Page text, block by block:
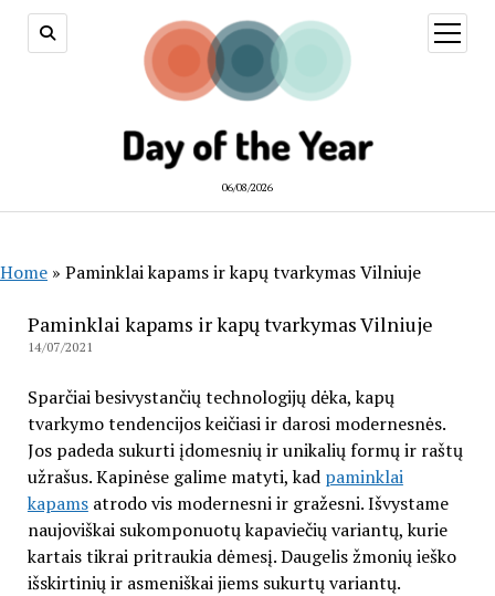
06/08/2026
open
menu
Home » Paminklai kapams ir kapų tvarkymas Vilniuje
Paminklai kapams ir kapų tvarkymas Vilniuje
14/07/2021
Sparčiai besivystančių technologijų dėka, kapų
tvarkymo tendencijos keičiasi ir darosi modernesnės.
Jos padeda sukurti įdomesnių ir unikalių formų ir raštų
užrašus. Kapinėse galime matyti, kad paminklai
kapamsatrodo vis modernesni ir gražesni. Išvystame
naujoviškai sukomponuotų kapaviečių variantų, kurie
kartais tikrai pritraukia dėmesį. Daugelis žmonių ieško
išskirtinių ir asmeniškai jiems sukurtų variantų.